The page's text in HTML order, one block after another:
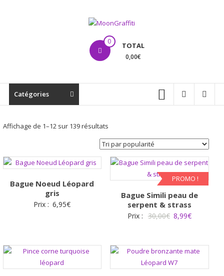
MoonGraffiti 0 TOTAL
0,00€
Catégories
Affichage de 1–12 sur 139 résultatsTrié
par
popularité
Bague Noeud Léopard
gris
Prix : 6,95€
PROMO !
Bague Simili peau de
serpent & strass
Prix : 30,00€ Le
était :
30,00€.
8,99€Le
est :